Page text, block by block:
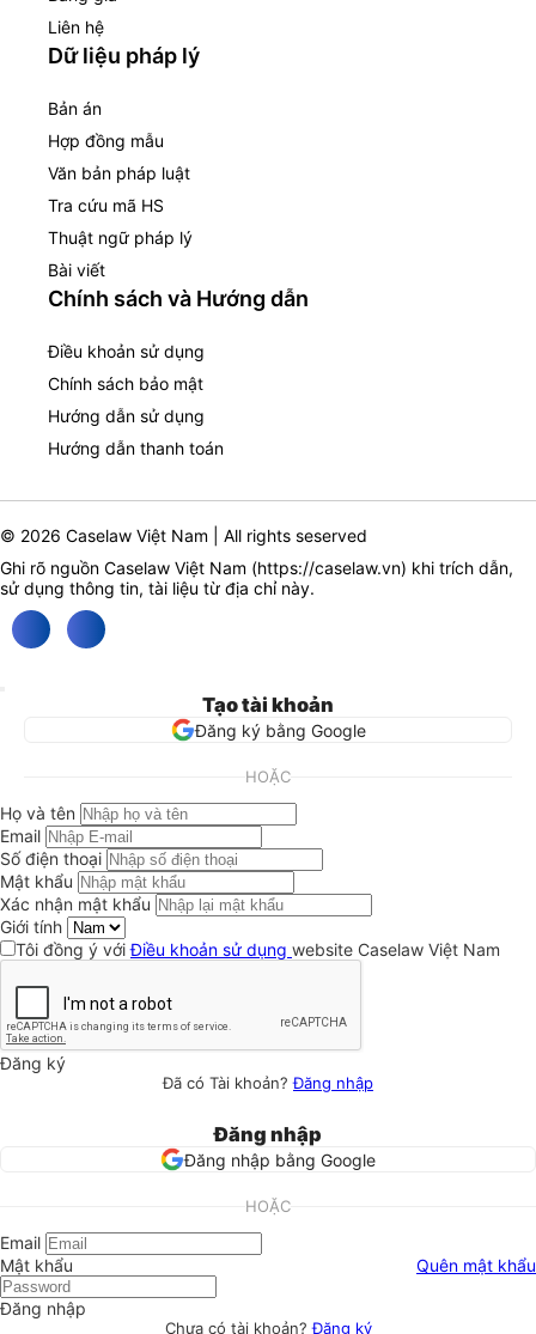
Liên hệ
Dữ liệu pháp lý
Bản án
Hợp đồng mẫu
Văn bản pháp luật
Tra cứu mã HS
Thuật ngữ pháp lý
Bài viết
Chính sách và Hướng dẫn
Điều khoản sử dụng
Chính sách bảo mật
Hướng dẫn sử dụng
Hướng dẫn thanh toán
© 2026 Caselaw Việt Nam | All rights seserved
Ghi rõ nguồn Caselaw Việt Nam (https://caselaw.vn) khi trích dẫn,
sử dụng thông tin, tài liệu từ địa chỉ này.
Tạo tài khoản
Đăng ký bằng Google
HOẶC
Họ và tên
Email
Số điện thoại
Mật khẩu
Xác nhận mật khẩu
Giới tính
Tôi đồng ý vớiĐiều khoản sử dụng website Caselaw Việt Nam
Đăng ký
Đã có Tài khoản?Đăng nhập
Đăng nhập
Đăng nhập bằng Google
HOẶC
Email
Mật khẩu
Quên mật khẩu
Đăng nhập
Chưa có tài khoản?Đăng ký